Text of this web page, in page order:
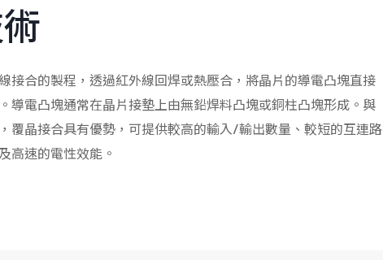
接合的製程，透過紅外線回焊或熱壓合，將晶片的導電凸塊直接
導電凸塊通常在晶片接墊上由無鉛焊料凸塊或銅柱凸塊形成。與
覆晶接合具有優勢，可提供較高的輸入/輸出數量、較短的互連路
高速的電性效能。